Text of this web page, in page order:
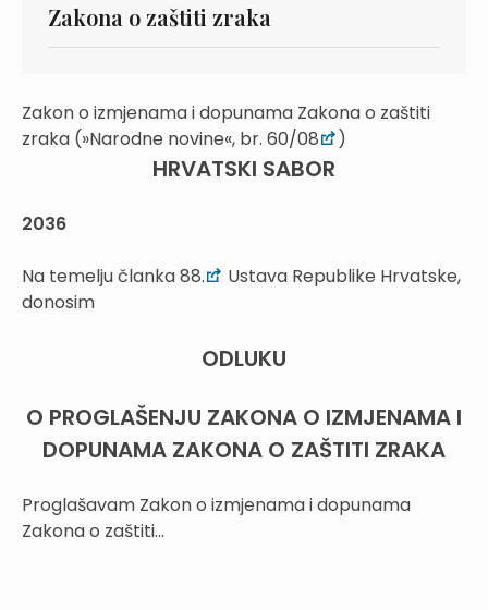
Zakona o zaštiti zraka
Zakon o izmjenama i dopunama Zakona o zaštiti
zraka (»Narodne novine«, br. 60/08
)
HRVATSKI SABOR
2036
Na temelju članka 88.
Ustava Republike Hrvatske,
donosim
ODLUKU
O PROGLAŠENJU ZAKONA O IZMJENAMA I
DOPUNAMA ZAKONA O ZAŠTITI ZRAKA
Proglašavam Zakon o izmjenama i dopunama
Zakona o zaštiti...